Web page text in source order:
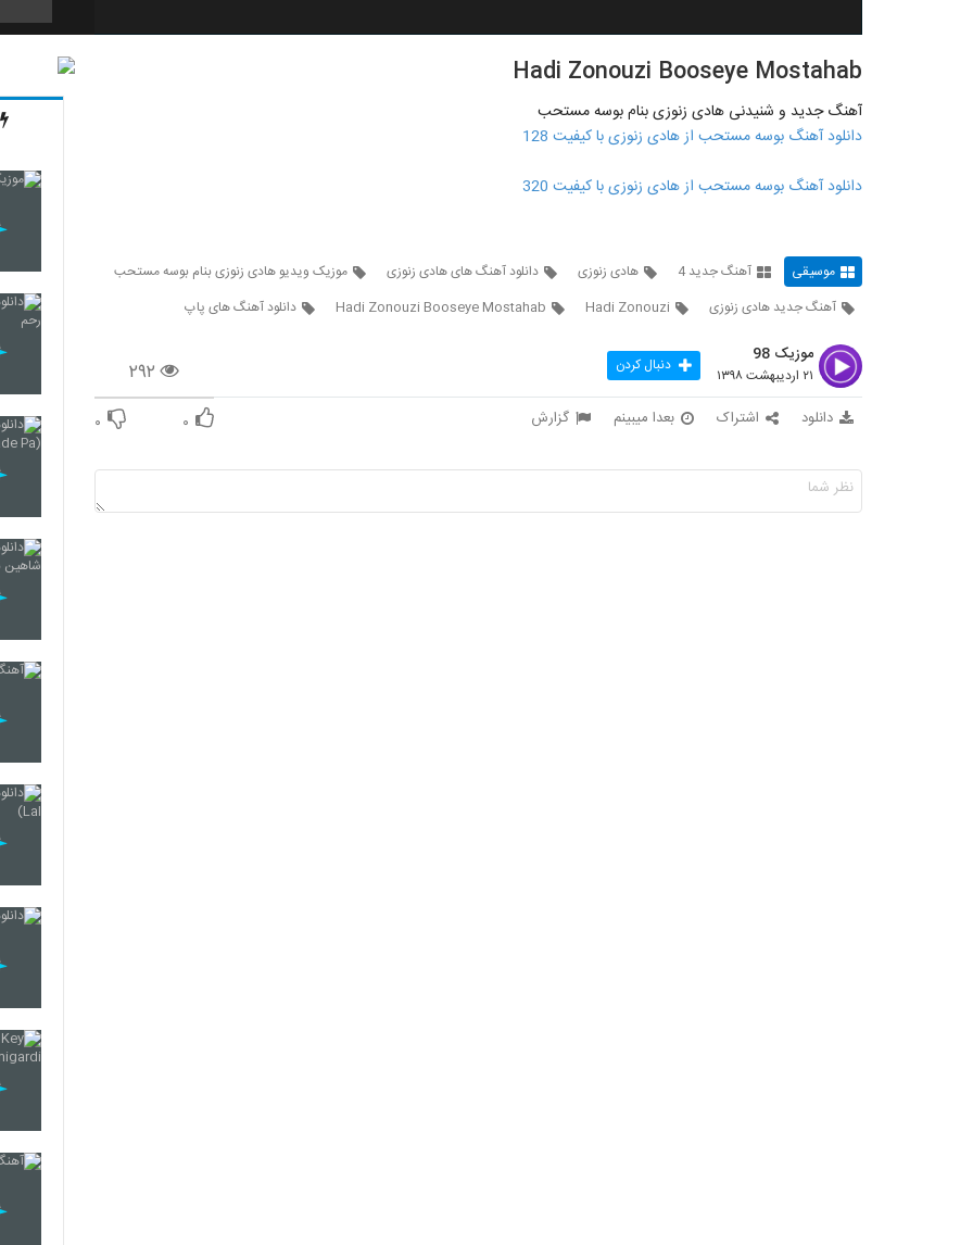
3345 Hadi Zonouzi Booseye Mostahab
آهنگ جدید و شنیدنی هادی زنوزی بنام بوسه مستحب
دانلود آهنگ بوسه مستحب از هادی زنوزی با کیفیت 128
دانلود آهنگ بوسه مستحب از هادی زنوزی با کیفیت 320
موسیقی آهنگ جدید 4 هادی زنوزی دانلود آهنگ های هادی زنوزی
موزیک ویدیو هادی زنوزی بنام بوسه مستحب
آهنگ جدید هادی زنوزی
Hadi Zonouzi
Hadi Zonouzi Booseye Mostahab دانلود آهنگ های پاپ
۲۹۲
موزیک 98
۲۱ اردیبهشت ۱۳۹۸ دنبال کردن
دانلود اشتراک بعدا میبینم گزارش ۰ ۰